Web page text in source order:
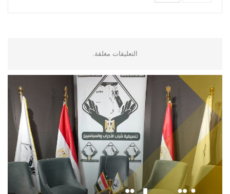
التعليقات مغلقة.